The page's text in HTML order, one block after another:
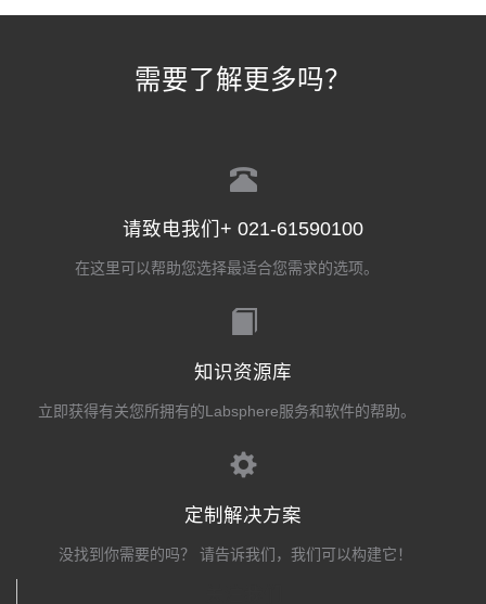
需要了解更多吗？
请致电我们+ 021-61590100
在这里可以帮助您选择最适合您需求的选项。
知识资源库
立即获得有关您所拥有的Labsphere服务和软件的帮助。
定制解决方案
没找到你需要的吗？ 请告诉我们，我们可以构建它！